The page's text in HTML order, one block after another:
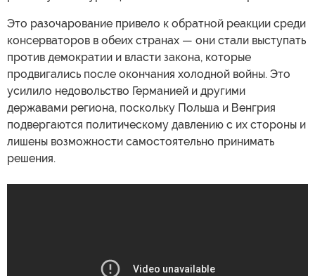
Это разочарование привело к обратной реакции среди
консерваторов в обеих странах — они стали выступать
против демократии и власти закона, которые
продвигались после окончания холодной войны. Это
усилило недовольство Германией и другими
державами региона, поскольку Польша и Венгрия
подвергаются политическому давлению с их стороны и
лишены возможности самостоятельно принимать
решения.